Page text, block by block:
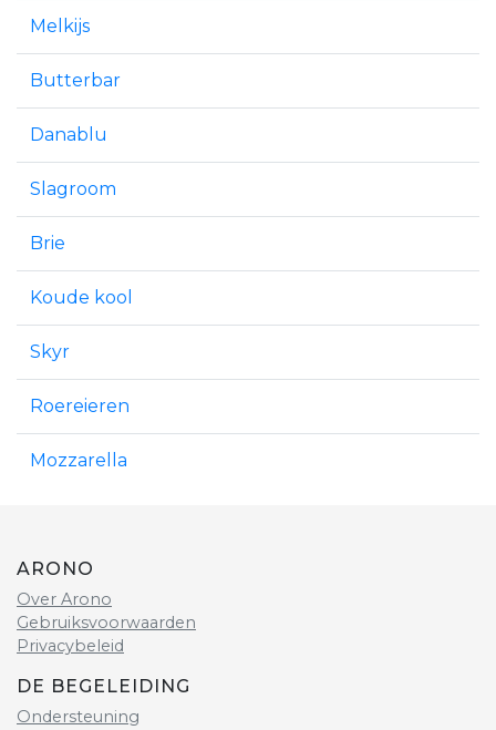
Melkijs
Butterbar
Danablu
Slagroom
Brie
Koude kool
Skyr
Roereieren
Mozzarella
ARONO
Over Arono
Gebruiksvoorwaarden
Privacybeleid
DE BEGELEIDING
Ondersteuning